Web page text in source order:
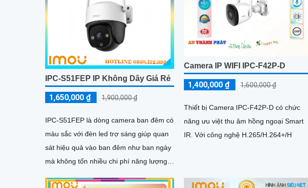
IPC-S51FEP IP Không Dây Giá Rẻ
1,650,000 ₫ 1,900,000 ₫
IPC-S51FEP là dòng camera ban đêm có
màu sắc với đèn led trợ sáng giúp quan
sát hiệu quả vào ban đêm như ban ngày
mà không tốn nhiều chi phí năng lượng.
Camera IP WIFI IPC-F42P-D
1,400,000 ₫ 1,600,000 ₫
Thiết bị Camera IPC-F42P-D có chức
năng ưu việt thu âm hồng ngoại Smart
IR. Với công nghệ H.265/H.264+/H